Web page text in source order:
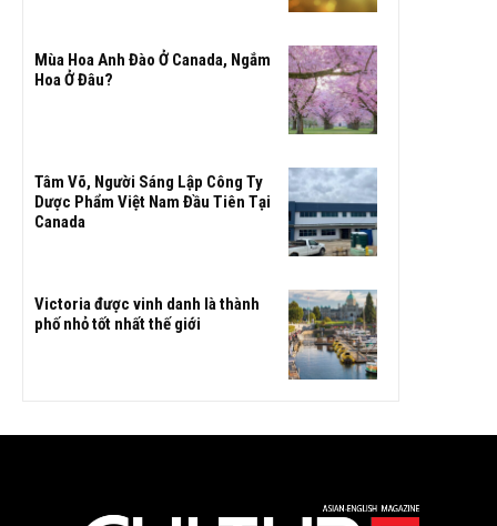
Mùa Hoa Anh Đào Ở Canada, Ngắm
Hoa Ở Đâu?
Tâm Võ, Người Sáng Lập Công Ty
Dược Phẩm Việt Nam Đầu Tiên Tại
Canada
Victoria được vinh danh là thành
phố nhỏ tốt nhất thế giới